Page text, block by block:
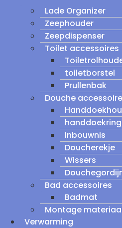
Lade Organizer
Zeephouder
Zeepdispenser
Toilet accessoires
toiletborstel
Prullenbak
Douche
handdoekring
Inbouwnis
Doucherekje
Wissers
Bad accessoires
Badmat
Montage
Verwarming